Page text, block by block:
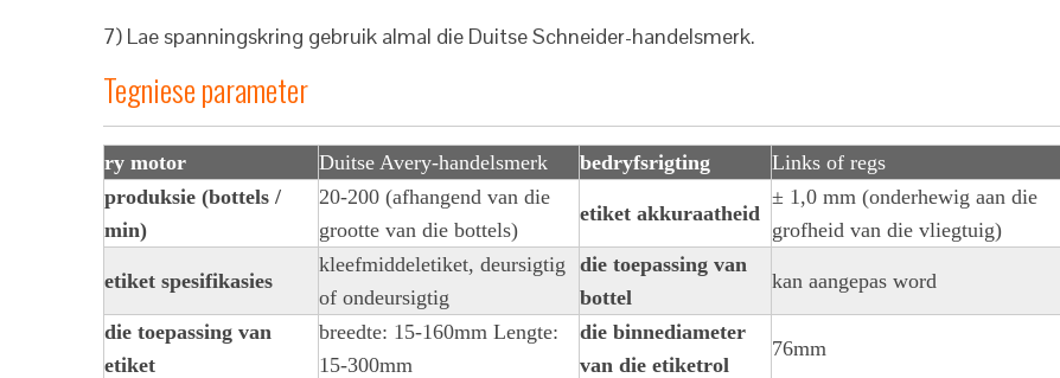
7) Lae spanningskring gebruik almal die Duitse Schneider-handelsmerk.
Tegniese parameter
ry motor Duitse Avery-handelsmerk bedryfsrigting
Links of regs
produksie (bottels /
min)
20-200 (afhangend van die
grootte van die bottels)
etiket akkuraatheid
± 1,0 mm (onderhewig aan die
grofheid van die vliegtuig)
etiket spesifikasies
kleefmiddeletiket, deursigtig
of ondeursigtig
die toepassing van
bottel
kan aangepas word
die toepassing van
etiket
breedte: 15-160mm Lengte:
15-300mm
die binnediameter
van die etiketrol
76mm